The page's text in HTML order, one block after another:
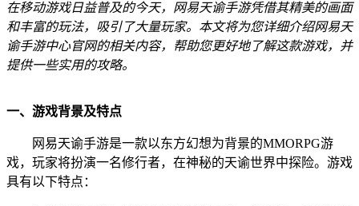
在移动游戏日益普及的今天，网易天谕手游凭借其精美的画面
和丰富的玩法，吸引了大量玩家。本文将为您详细介绍网易天
谕手游中心官网的相关内容，帮助您更好地了解这款游戏，并
提供一些实用的攻略。
一、游戏背景及特点
网易天谕手游是一款以东方幻想为背景的MMORPG游
戏，玩家将扮演一名修行者，在神秘的天谕世界中探险。游戏
具有以下特点：